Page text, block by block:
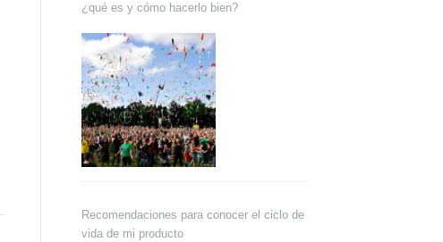
¿qué es y cómo hacerlo bien?
Recomendaciones para conocer el ciclo de
vida de mi producto